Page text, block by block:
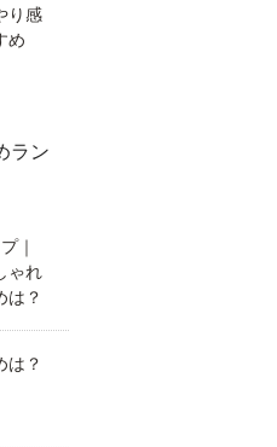
り感
め
ラン
｜
ゃれ
は？
は？